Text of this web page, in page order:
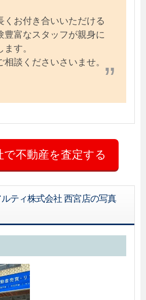
くお付き合いいただける
豊富なスタッフが親身に
す。
談くださいさいませ。
ティ株式会社 西宮店の写真